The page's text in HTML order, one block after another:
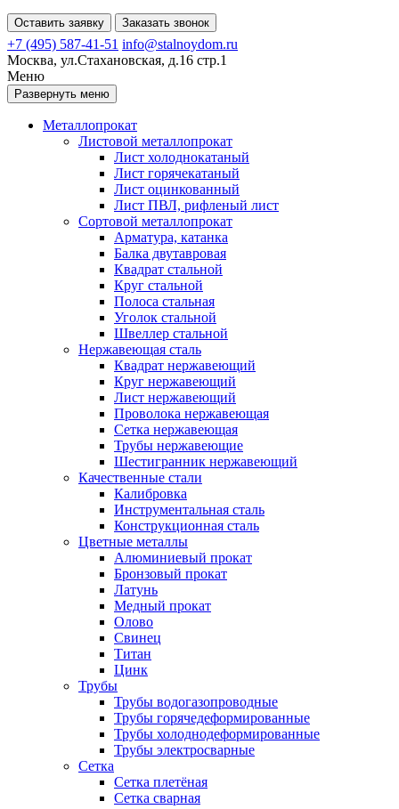
Оставить заявку Заказать звонок
+7 (495) 587-41-51 info@stalnoydom.ru
Москва, ул.Стахановская, д.16 стр.1
Меню
Развернуть меню
Металлопрокат
Листовой металлопрокат
Лист холоднокатаный
Лист горячекатаный
Лист оцинкованный
Лист ПВЛ, рифленый лист
Сортовой металлопрокат
Арматура, катанка
Балка двутавровая
Квадрат стальной
Круг стальной
Полоса стальная
Уголок стальной
Швеллер стальной
Нержавеющая сталь
Квадрат нержавеющий
Круг нержавеющий
Лист нержавеющий
Проволока нержавеющая
Сетка нержавеющая
Трубы нержавеющие
Шестигранник нержавеющий
Качественные стали
Калибровка
Инструментальная сталь
Конструкционная сталь
Цветные металлы
Алюминиевый прокат
Бронзовый прокат
Латунь
Медный прокат
Олово
Свинец
Титан
Цинк
Трубы
Трубы водогазопроводные
Трубы горячедеформированные
Трубы холоднодеформированные
Трубы электросварные
Сетка
Сетка плетёная
Сетка сварная